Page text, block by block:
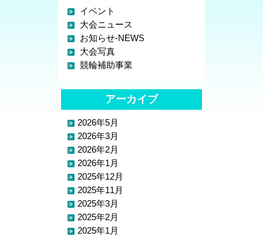
イベント
大会ニュース
お知らせ-NEWS
大会写真
競輪補助事業
アーカイブ
2026年5月
2026年3月
2026年2月
2026年1月
2025年12月
2025年11月
2025年3月
2025年2月
2025年1月